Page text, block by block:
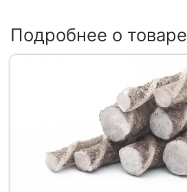
Подробнее о товаре